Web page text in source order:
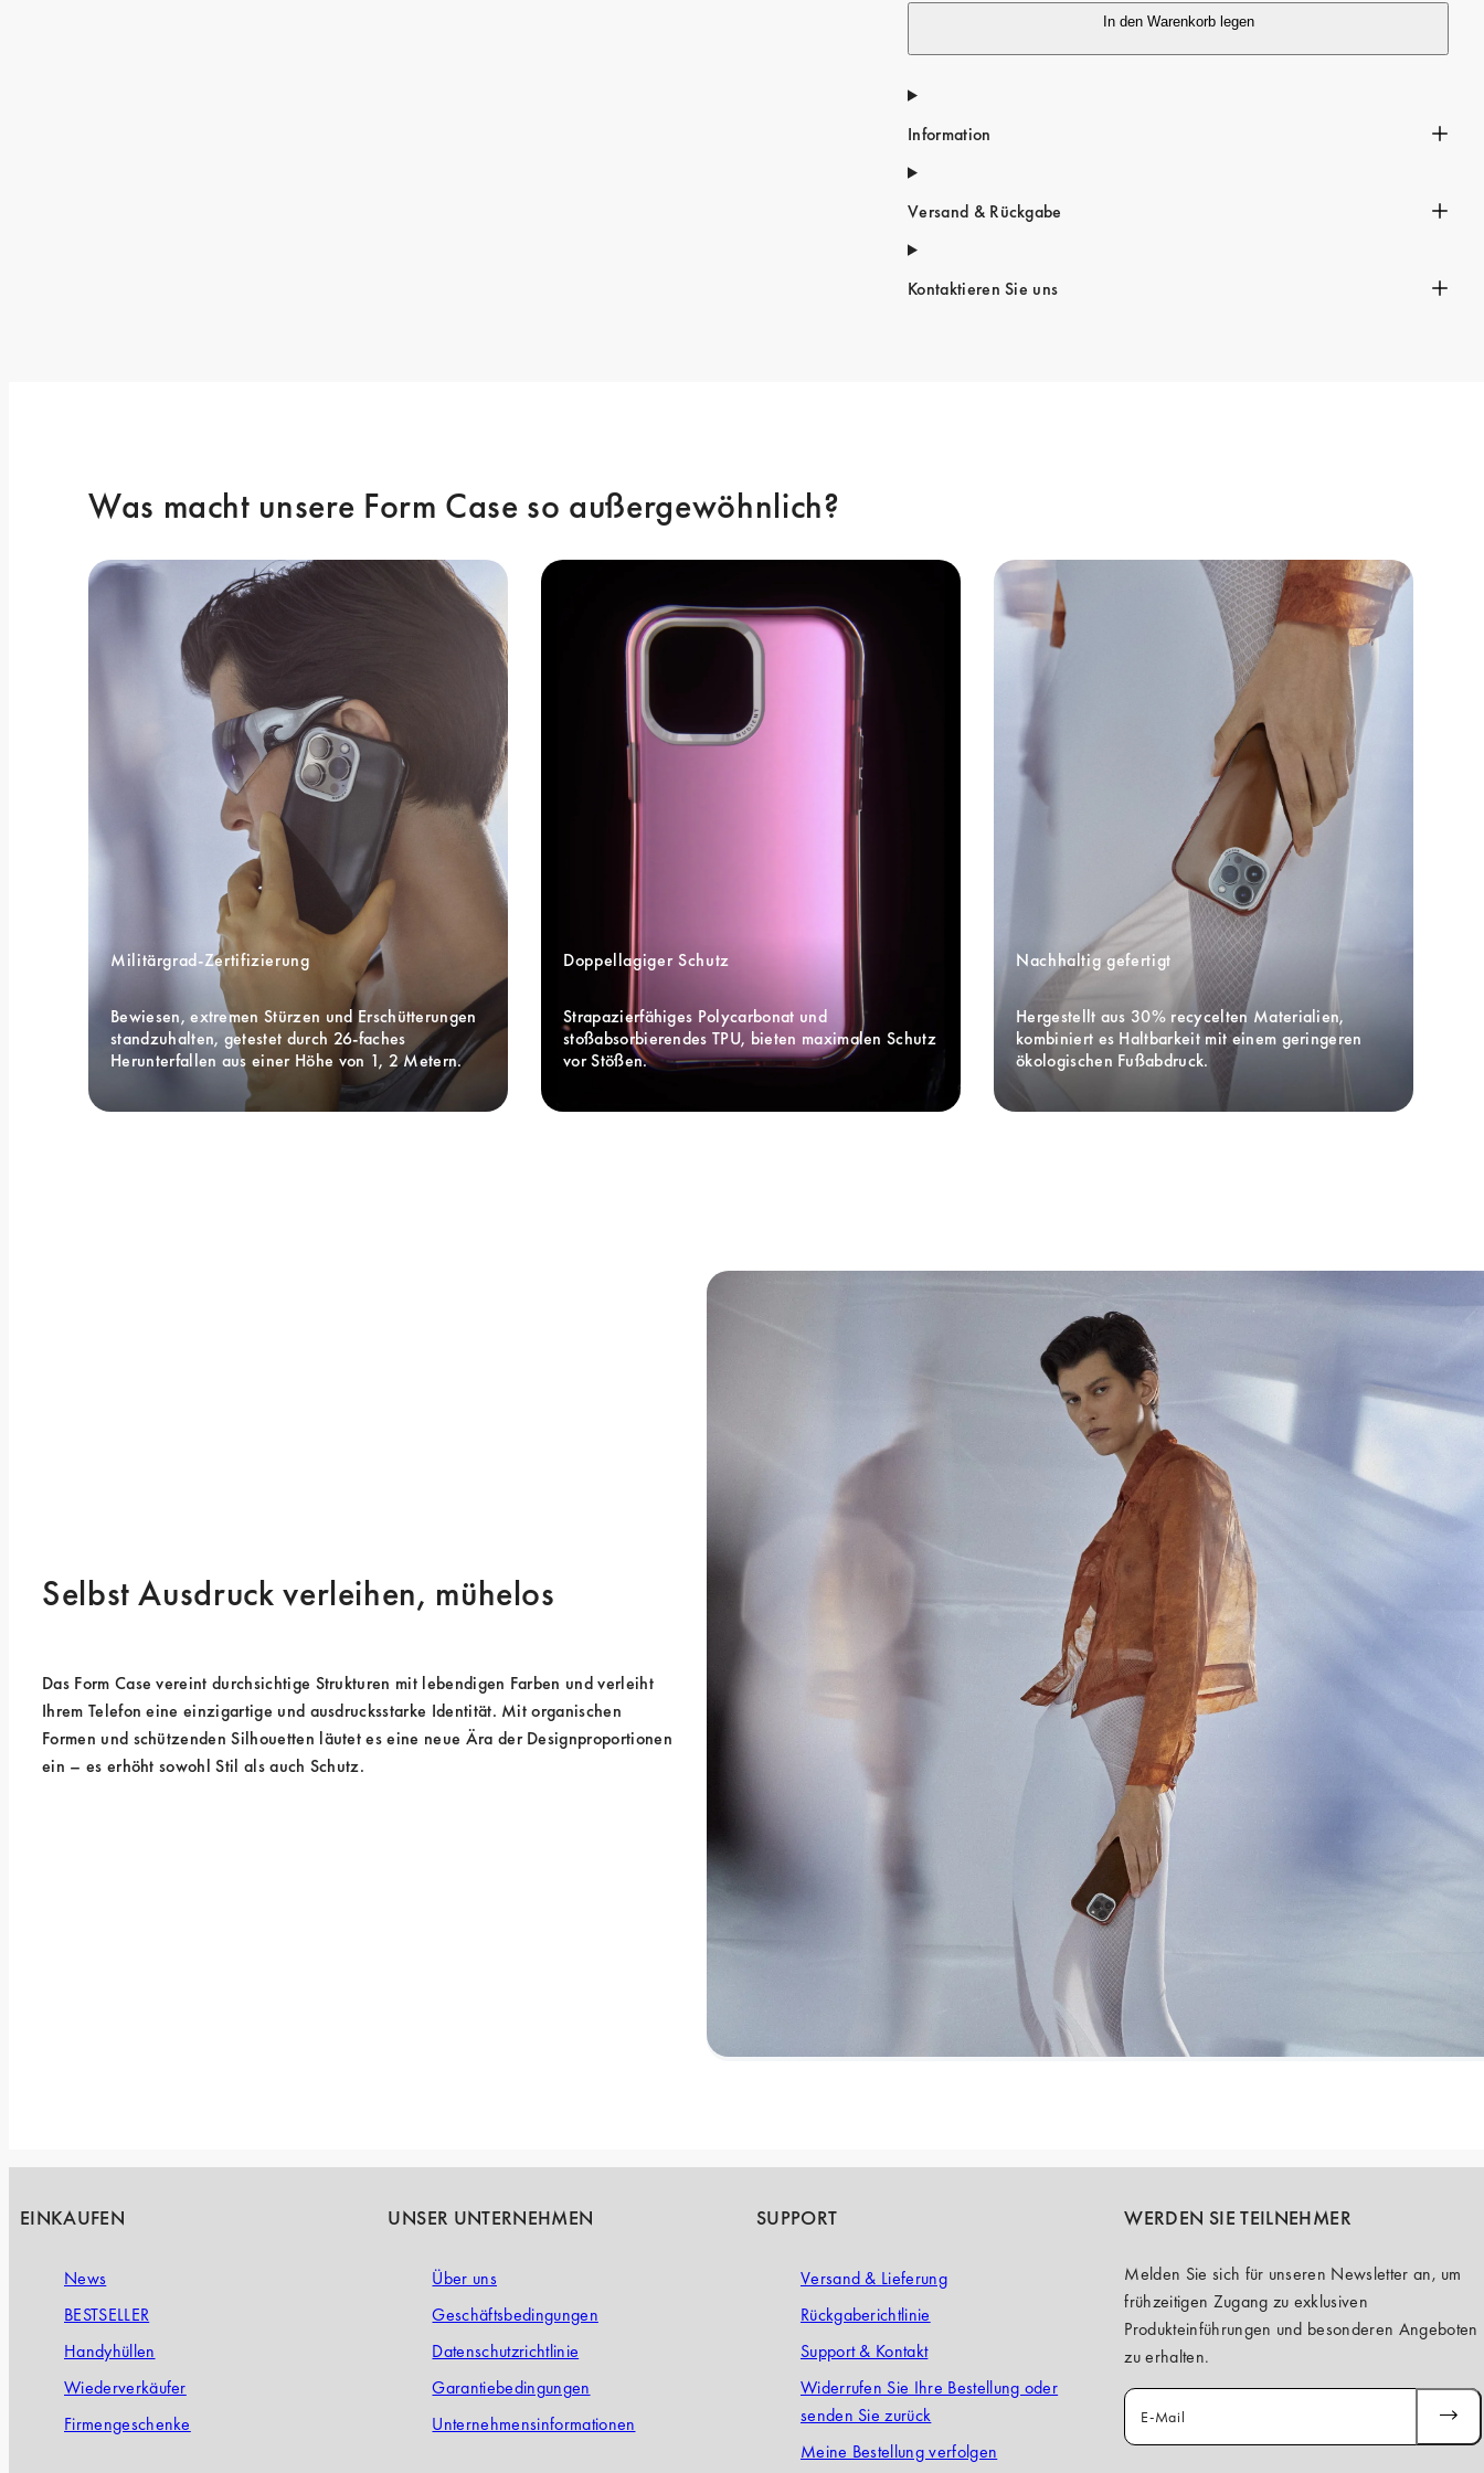
P
In den Warenkorb legen
Information
Versand & Rückgabe
Kontaktieren Sie uns
Was macht unsere Form Case so außergewöhnlich?
Militärgrad-Zertifizierung
Bewiesen, extremen Stürzen und Erschütterungen
standzuhalten, getestet durch 26-faches
Herunterfallen aus einer Höhe von 1, 2 Metern.
Doppellagiger Schutz
Strapazierfähiges Polycarbonat und
stoßabsorbierendes TPU, bieten maximalen Schutz
vor Stößen.
Nachhaltig gefertigt
Hergestellt aus 30% recycelten Materialien,
kombiniert es Haltbarkeit mit einem geringeren
ökologischen Fußabdruck.
Selbst Ausdruck verleihen, mühelos
Das Form Case vereint durchsichtige Strukturen mit lebendigen Farben und verleiht
Ihrem Telefon eine einzigartige und ausdrucksstarke Identität. Mit organischen
Formen und schützenden Silhouetten läutet es eine neue Ära der Designproportionen
ein – es erhöht sowohl Stil als auch Schutz.
EINKAUFEN
News
BESTSELLER
Handyhüllen
Wiederverkäufer
Firmengeschenke
UNSER UNTERNEHMEN
Über uns
Geschäftsbedingungen
Datenschutzrichtlinie
Garantiebedingungen
Unternehmensinformationen
SUPPORT
Versand & Lieferung
Rückgaberichtlinie
Support & Kontakt
Widerrufen Sie Ihre Bestellung oder
senden Sie zurück
Meine Bestellung verfolgen
WERDEN SIE TEILNEHMER
Melden Sie sich für unseren Newsletter an, um
frühzeitigen Zugang zu exklusiven
Produkteinführungen und besonderen Angeboten
zu erhalten.
E-Mail